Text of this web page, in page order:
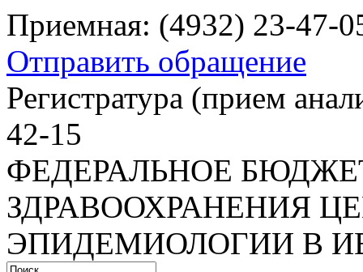
Приемная: (4932) 23-47-
Отправить обращение
Регистратура (прием
42-15
ФЕДЕРАЛЬНОЕ
ЗДРАВООХРАНЕНИЯ
ЭПИДЕМИОЛОГИИ В